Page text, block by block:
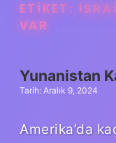
ETIKET:
VAR
Yunanistan
Tarih: Aralık 9, 2024
Amerika’da